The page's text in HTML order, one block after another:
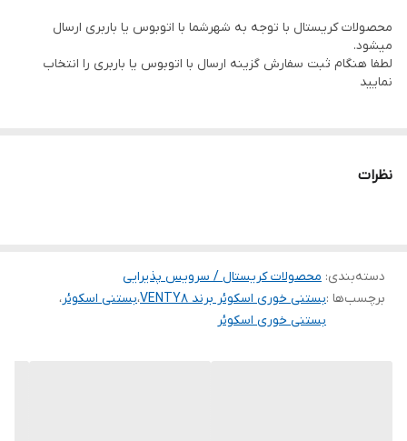
محصولات کریستال با توجه به شهرشما با اتوبوس یا باربری ارسال
میشود.
لطفا هنگام ثبت سفارش گزینه ارسال با اتوبوس یا باربری را انتخاب
نمایید
نظرات
دسته‌بندی: محصولات کریستال / سرویس پذیرایی
برچسب‌ها :بستنی خوری اسکوئر برند VENTY8 ،بستنی اسکوئر،
بستنی خوری اسکوئر